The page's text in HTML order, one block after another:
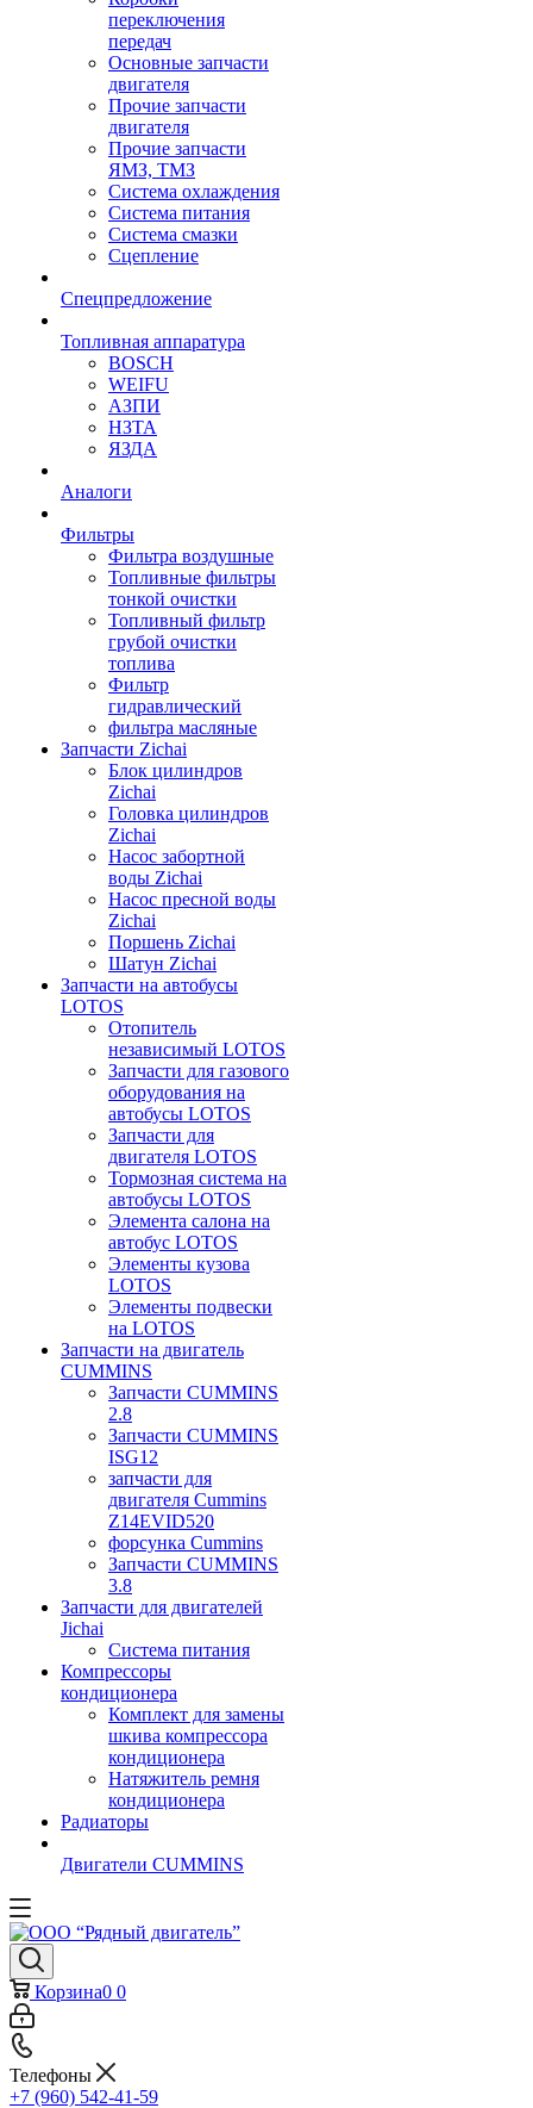
переключения
передач
Основные запчасти
двигателя
Прочие запчасти
двигателя
Прочие запчасти
ЯМЗ, ТМЗ
Система охлаждения
Система питания
Система смазки
Сцепление
Спецпредложение
Топливная аппаратура
BOSCH
WEIFU
АЗПИ
НЗТА
ЯЗДА
Аналоги
Фильтры
Фильтра воздушные
Топливные фильтры
тонкой очистки
Топливный фильтр
грубой очистки
топлива
Фильтр
гидравлический
фильтра масляные
Запчасти Zichai
Блок цилиндров
Zichai
Головка цилиндров
Zichai
Насос забортной
воды Zichai
Насос пресной воды
Zichai
Поршень Zichai
Шатун Zichai
Запчасти на автобусы
LOTOS
Отопитель
независимый LOTOS
Запчасти для газового
оборудования на
автобусы LOTOS
Запчасти для
двигателя LOTOS
Тормозная система на
автобусы LOTOS
Элемента салона на
автобус LOTOS
Элементы кузова
LOTOS
Элементы подвески
на LOTOS
Запчасти на двигатель
CUMMINS
Запчасти CUMMINS
2.8
Запчасти CUMMINS
ISG12
запчасти для
двигателя Cummins
Z14EVID520
форсунка Cummins
Запчасти CUMMINS
3.8
Запчасти для двигателей
Jichai
Система питания
Компрессоры
кондиционера
Комплект для замены
шкива компрессора
кондиционера
Натяжитель ремня
кондиционера
Радиаторы
Двигатели CUMMINS
Корзина0 0
Телефоны
+7 (960) 542-41-59